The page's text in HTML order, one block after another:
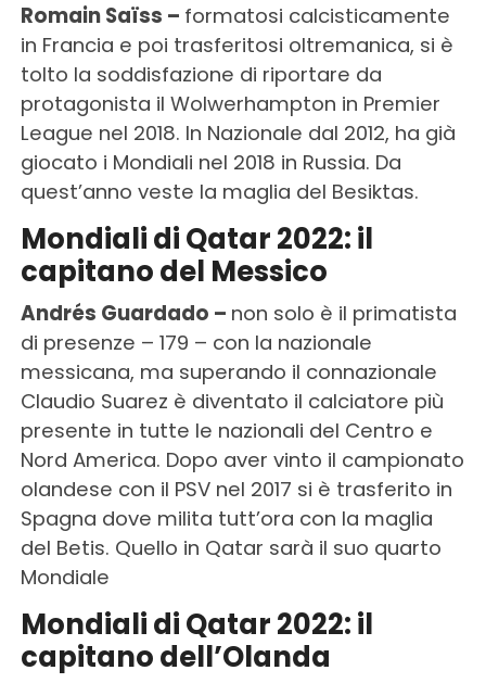
Romain Saïss – formatosi calcisticamente
in Francia e poi trasferitosi oltremanica, si è
tolto la soddisfazione di riportare da
protagonista il Wolwerhampton in Premier
League nel 2018. In Nazionale dal 2012, ha già
giocato i Mondiali nel 2018 in Russia. Da
quest’anno veste la maglia del Besiktas.
Mondiali di Qatar 2022: il
capitano del Messico
Andrés Guardado – non solo è il primatista
di presenze – 179 – con la nazionale
messicana, ma superando il connazionale
Claudio Suarez è diventato il calciatore più
presente in tutte le nazionali del Centro e
Nord America. Dopo aver vinto il campionato
olandese con il PSV nel 2017 si è trasferito in
Spagna dove milita tutt’ora con la maglia
del Betis. Quello in Qatar sarà il suo quarto
Mondiale
Mondiali di Qatar 2022: il
capitano dell’Olanda